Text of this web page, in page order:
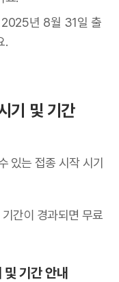
2025년 8월 31일 출
.
기 및 기간
있는 접종 시작 시기
간이 경과되면 무료
기간 안내